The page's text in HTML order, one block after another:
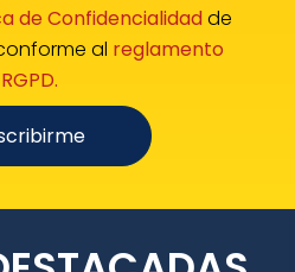
de Confidencialidadde
al reglamento
RGPD.